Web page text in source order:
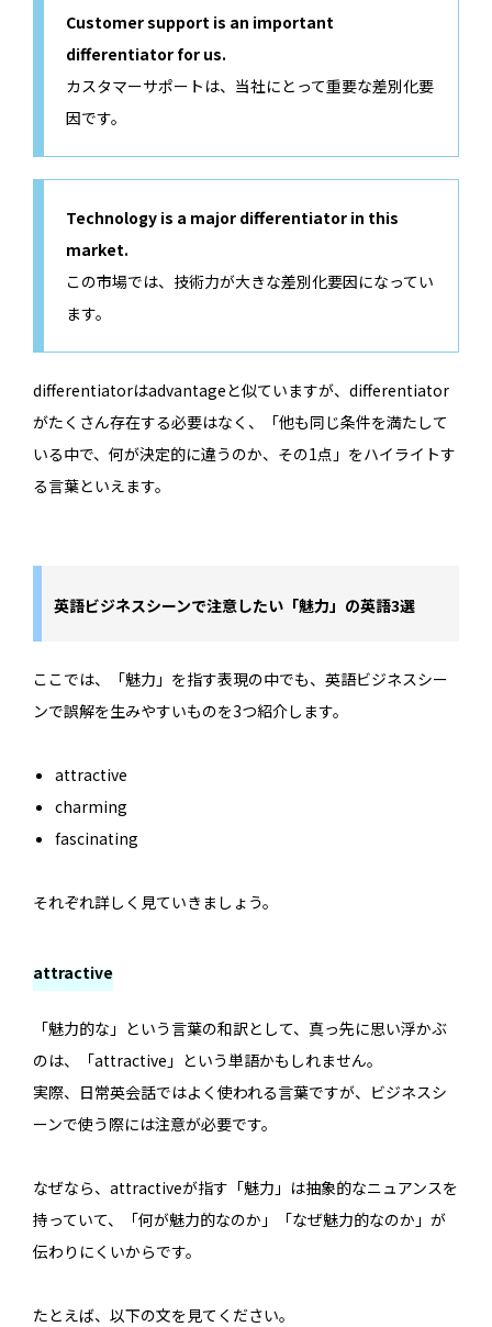
Customer support is an important
differentiator for us.
カスタマーサポートは、当社にとって重要な差別化要
因です。
Technology is a major differentiator in this
market.
この市場では、技術力が大きな差別化要因になってい
ます。
differentiatorはadvantageと似ていますが、differentiator
がたくさん存在する必要はなく、「他も同じ条件を満たして
いる中で、何が決定的に違うのか、その1点」をハイライトす
る言葉といえます。
英語ビジネスシーンで注意したい「魅力」の英語3選
ここでは、「魅力」を指す表現の中でも、英語ビジネスシー
ンで誤解を生みやすいものを3つ紹介します。
attractive
charming
fascinating
それぞれ詳しく見ていきましょう。
attractive
「魅力的な」という言葉の和訳として、真っ先に思い浮かぶ
のは、「attractive」という単語かもしれません。
実際、日常英会話ではよく使われる言葉ですが、ビジネスシ
ーンで使う際には注意が必要です。
なぜなら、attractiveが指す「魅力」は抽象的なニュアンスを
持っていて、「何が魅力的なのか」「なぜ魅力的なのか」が
伝わりにくいからです。
たとえば、以下の文を見てください。